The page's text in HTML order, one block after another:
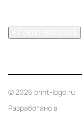
© 2026 print-logo.ru
Разработано в